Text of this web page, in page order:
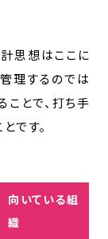
思想はここに
理するのでは
ことで、打ち手
です。
向いている組
織